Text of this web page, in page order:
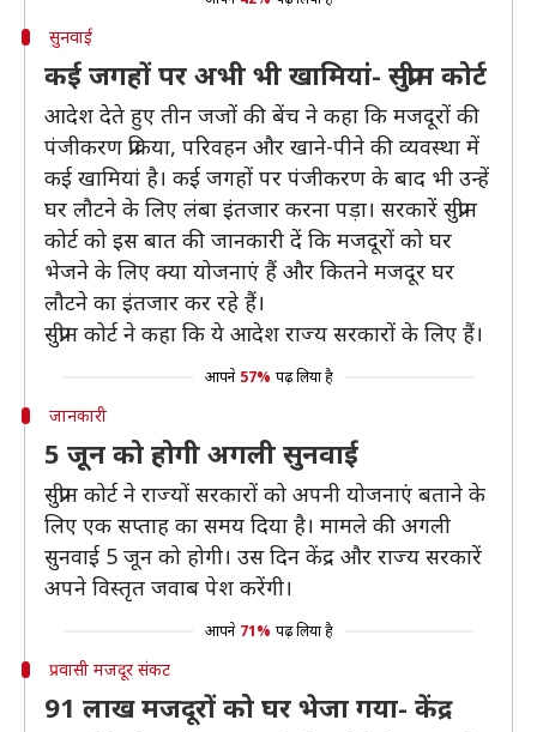
सुनवाई
कई जगहों पर अभी भी खामियां- सुप्रीम कोर्ट
आदेश देते हुए तीन जजों की बेंच ने कहा कि मजदूरों की
पंजीकरण प्रक्रिया, परिवहन और खाने-पीने की व्यवस्था में
कई खामियां है। कई जगहों पर पंजीकरण के बाद भी उन्हें
घर लौटने के लिए लंबा इंतजार करना पड़ा। सरकारें सुप्रीम
कोर्ट को इस बात की जानकारी दें कि मजदूरों को घर
भेजने के लिए क्या योजनाएं हैं और कितने मजदूर घर
लौटने का इंतजार कर रहे हैं।
सुप्रीम कोर्ट ने कहा कि ये आदेश राज्य सरकारों के लिए हैं।
आपने 57% पढ़ लिया है
जानकारी
5 जून को होगी अगली सुनवाई
सुप्रीम कोर्ट ने राज्यों सरकारों को अपनी योजनाएं बताने के
लिए एक सप्ताह का समय दिया है। मामले की अगली
सुनवाई 5 जून को होगी। उस दिन केंद्र और राज्य सरकारें
अपने विस्तृत जवाब पेश करेंगी।
आपने 71% पढ़ लिया है
प्रवासी मजदूर संकट
91 लाख मजदूरों को घर भेजा गया- केंद्र